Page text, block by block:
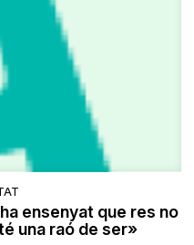
ensenyat que res no
una raó de ser»